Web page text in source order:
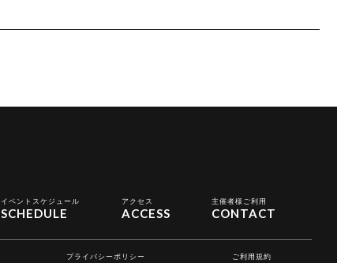
イベントスケジュール
SCHEDULE
アクセス
ACCESS
主催者様ご利用
CONTACT
プライバシーポリシー ご利用規約